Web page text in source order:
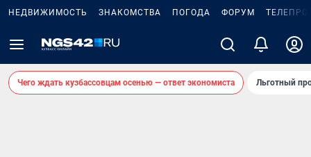
НЕДВИЖИМОСТЬ ЗНАКОМСТВА ПОГОДА ФОРУМ
Чего ждать кузбассовцам осенью — ответ экономиста Льготный